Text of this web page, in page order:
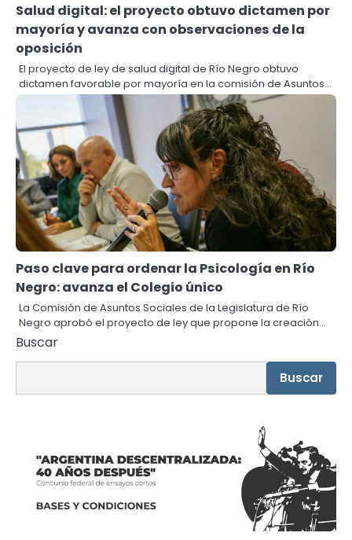
Salud digital: el proyecto obtuvo dictamen por
mayoría y avanza con observaciones de la
oposición
El proyecto de ley de salud digital de Río Negro obtuvo
dictamen favorable por mayoría en la comisión de Asuntos…
Paso clave para ordenar la Psicología en Río
Negro: avanza el Colegio único
La Comisión de Asuntos Sociales de la Legislatura de Río
Negro aprobó el proyecto de ley que propone la creación…
Buscar
Buscar